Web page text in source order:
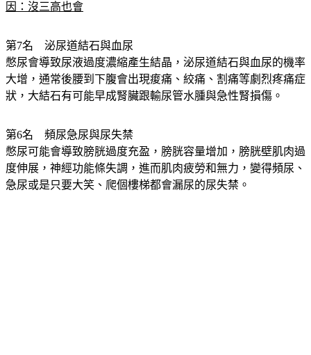
憋尿會導致尿液過度濃縮產生結晶，泌尿道結石與血尿的機率
大增，通常後腰到下腹會出現痠痛、絞痛、割痛等劇烈疼痛症
狀，大結石有可能早成腎臟跟輸尿管水腫與急性腎損傷。
憋尿可能會導致膀胱過度充盈，膀胱容量增加，膀胱壁肌肉過
度伸展，神經功能條失調，進而肌肉疲勞和無力，變得頻尿、
急尿或是只要大笑、爬個樓梯都會漏尿的尿失禁。